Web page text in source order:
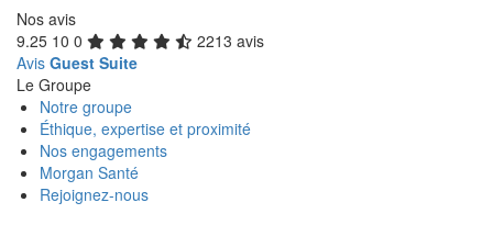
Nos avis
9.25 10 0
2213 avis
Avis Guest Suite
Le Groupe
Notre groupe
Éthique, expertise et proximité
Nos engagements
Morgan Santé
Rejoignez-nous